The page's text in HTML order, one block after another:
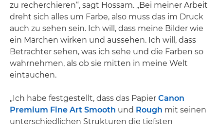
zu recherchieren“, sagt Hossam. „Bei meiner Arbeit
dreht sich alles um Farbe, also muss das im Druck
auch zu sehen sein. Ich will, dass meine Bilder wie
ein Märchen wirken und aussehen. Ich will, dass
Betrachter sehen, was ich sehe und die Farben so
wahrnehmen, als ob sie mitten in meine Welt
eintauchen.
„Ich habe festgestellt, dass das Papier Canon
Premium Fine Art Smooth und Rough mit seinen
unterschiedlichen Strukturen die tiefsten